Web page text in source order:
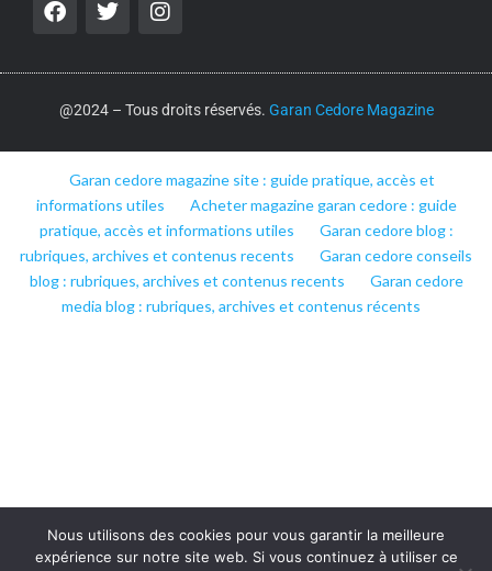
@2024 – Tous droits réservés. Garan Cedore Magazine
Garan cedore magazine site : guide pratique, accès et
informations utiles
Acheter magazine garan cedore : guide
pratique, accès et informations utiles
Garan cedore blog :
rubriques, archives et contenus recents
Garan cedore conseils
blog : rubriques, archives et contenus recents
Garan cedore
media blog : rubriques, archives et contenus récents
Nous utilisons des cookies pour vous garantir la meilleure
expérience sur notre site web. Si vous continuez à utiliser ce